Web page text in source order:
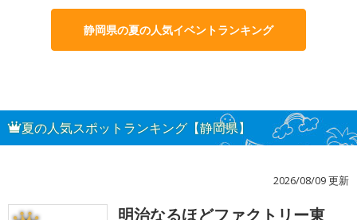
静岡県の夏の人気イベントランキング
夏の人気スポットランキング【静岡県】
2026/08/09 更新
明治なるほどファクトリー東